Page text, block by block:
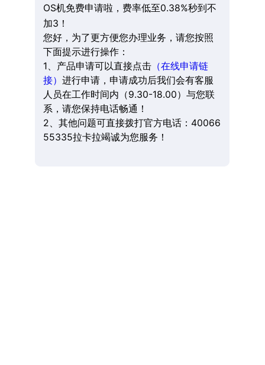
OS机免费申请啦，费率低至0.38%秒到不
加3！
您好，为了更方便您办理业务，请您按照
下面提示进行操作：
1、产品申请可以直接点击（在线申请链
接） 进行申请，申请成功后我们会有客服
人员在工作时间内（9.30-18.00）与您联
系，请您保持电话畅通！
2、其他问题可直接拨打官方电话：40066
55335拉卡拉竭诚为您服务！